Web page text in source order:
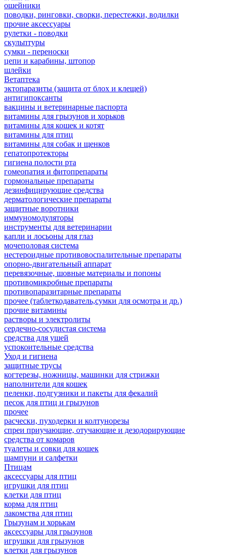
ошейники
поводки, ринговки, сворки, перестежки, водилки
прочие аксессуары
рулетки - поводки
скульптуры
сумки - переноски
цепи и карабины, штопор
шлейки
Ветаптека
эктопаразиты (защита от блох и клещей)
антигипоксанты
вакцины и ветеринарные паспорта
витамины для грызунов и хорьков
витамины для кошек и котят
витамины для птиц
витамины для собак и щенков
гепатопротекторы
гигиена полости рта
гомеопатия и фитопрепараты
гормональные препараты
дезинфицирующие средства
дерматологические препараты
защитные воротники
иммуномодуляторы
инструменты для ветеринарии
капли и лосьоны для глаз
мочеполовая система
нестероидные противовоспалительные препараты
опорно-двигательный аппарат
перевязочные, шовные материалы и попоны
противомикробные препараты
противопаразитарные препараты
прочее (таблеткодаватель,сумки для осмотра и др.)
прочие витамины
растворы и электролиты
сердечно-сосудистая система
средства для ушей
успокоительные средства
Уход и гигиена
защитные трусы
когтерезы, ножницы, машинки для стрижки
наполнители для кошек
пеленки, подгузники и пакеты для фекалий
песок для птиц и грызунов
прочее
расчески, пуходерки и колтунорезы
спреи приучающие, отучающие и дезодорирующие
средства от комаров
туалеты и совки для кошек
шампуни и салфетки
Птицам
аксессуары для птиц
игрушки для птиц
клетки для птиц
корма для птиц
лакомства для птиц
Грызунам и хорькам
аксессуары для грызунов
игрушки для грызунов
клетки для грызунов